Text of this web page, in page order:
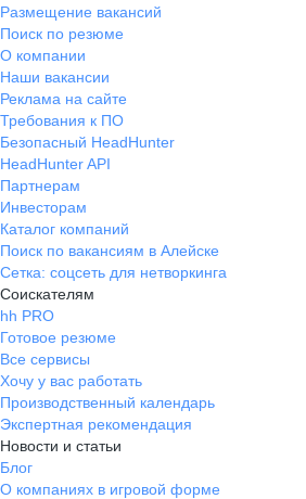
Размещение вакансий
Поиск по резюме
О компании
Наши вакансии
Реклама на сайте
Требования к ПО
Безопасный HeadHunter
HeadHunter API
Партнерам
Инвесторам
Каталог компаний
Поиск по вакансиям в Алейске
Сетка: соцсеть для нетворкинга
Соискателям
hh PRO
Готовое резюме
Все сервисы
Хочу у вас работать
Производственный календарь
Экспертная рекомендация
Новости и статьи
Блог
О компаниях в игровой форме